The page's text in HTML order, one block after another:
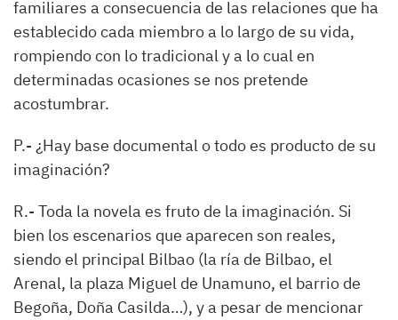
familiares a consecuencia de las relaciones que ha
establecido cada miembro a lo largo de su vida,
rompiendo con lo tradicional y a lo cual en
determinadas ocasiones se nos pretende
acostumbrar.
P.- ¿Hay base documental o todo es producto de su
imaginación?
R.- Toda la novela es fruto de la imaginación. Si
bien los escenarios que aparecen son reales,
siendo el principal Bilbao (la ría de Bilbao, el
Arenal, la plaza Miguel de Unamuno, el barrio de
Begoña, Doña Casilda…), y a pesar de mencionar